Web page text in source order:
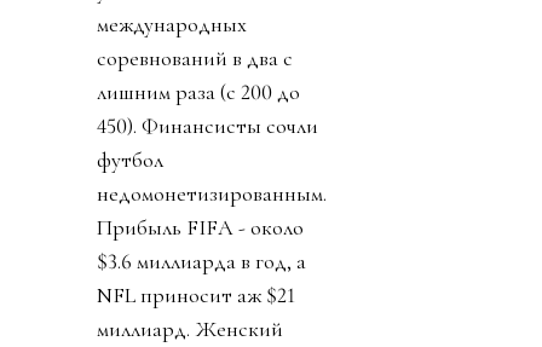
международных
соревнований в два с
лишним раза (с 200 до
450). Финансисты сочли
футбол
недомонетизированным.
Прибыль FIFA - около
$3.6 миллиарда в год, а
NFL приносит аж $21
миллиард. Женский